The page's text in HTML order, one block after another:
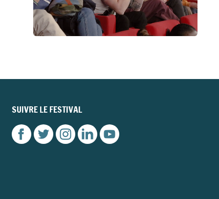
SUIVRE LE FESTIVAL